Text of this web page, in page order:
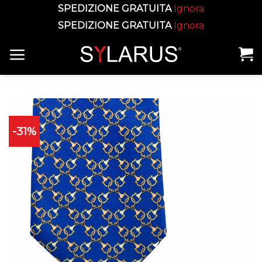
SPEDIZIONE GRATUITA Ignora
SPEDIZIONE GRATUITA Ignora
content
-31%